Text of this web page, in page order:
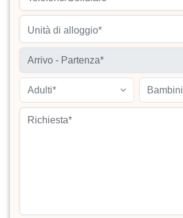
Unità di alloggio*
Adulti* Bambini